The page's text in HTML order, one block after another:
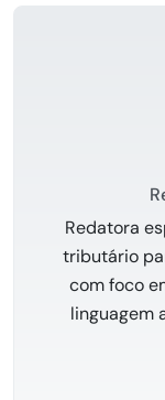
Redatora
tributário
com foco
linguagem